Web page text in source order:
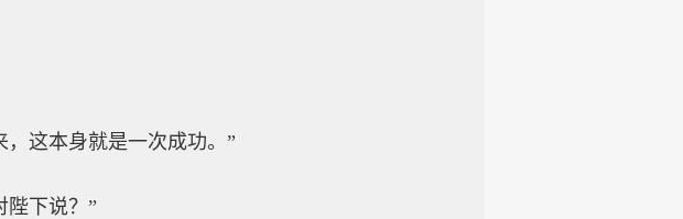
这本身就是一次成功。”
陛下说？”